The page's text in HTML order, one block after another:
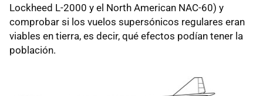
Lockheed L-2000 y el North American NAC-60) y
comprobar si los vuelos supersónicos regulares eran
viables en tierra, es decir, qué efectos podían tener la
población.